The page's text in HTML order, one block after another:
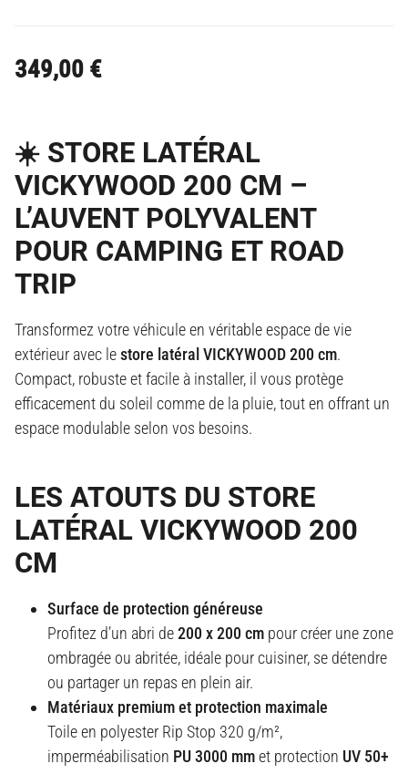
349,00 €
☀️ STORE LATÉRAL
VICKYWOOD 200 CM –
L’AUVENT POLYVALENT
POUR CAMPING ET ROAD
TRIP
Transformez votre véhicule en véritable espace de vie
extérieur avec lestore latéral VICKYWOOD 200 cm.
Compact, robuste et facile à installer, il vous protège
efficacement du soleil comme de la pluie, tout en offrant un
espace modulable selon vos besoins.
LES ATOUTS DU STORE
LATÉRAL VICKYWOOD 200
CM
Surface de protection généreuse
Profitez d’un abri de200 x 200 cm pour créer une zone
ombragée ou abritée, idéale pour cuisiner, se détendre
ou partager un repas en plein air.
Matériaux premium et protection maximale
Toile en polyester Rip Stop 320 g/m²,
imperméabilisation PU 3000 mmet protection UV 50+